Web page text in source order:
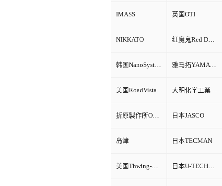
IMASS 英国OTI
NIKKATO 红魔鬼Red Devil
韩国NanoSystem 雅马拓YAMATO
美国RoadVista 大明化学工業株式会社
折原製作所ORIHARA 日本JASCO
岛津 日本TECMAN
美国Thwing-Albert 日本U-TECHNOLOGY